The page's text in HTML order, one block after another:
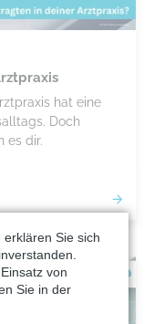
hat eine
Doch
es dir.
Sie sich
von
Sie in der